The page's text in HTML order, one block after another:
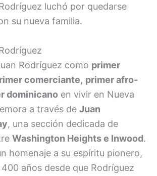
luchó por quedarse
su nueva familia.
Rodríguez como primer
comerciante, primer afro-
dominicano en vivir en Nueva
a través de Juan
, una sección dedicada de
Washington Heights e Inwood.
homenaje a su espíritu pionero,
años desde que Rodríguez